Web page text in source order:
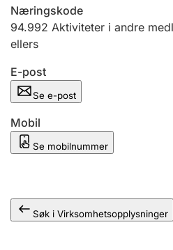
Andre tema
Næringskode
94.992 Aktiviteter i andre
ellers
E-post
Se e-post
Mobil
Se mobilnummer
Søk i Virksomhetsopplysninger